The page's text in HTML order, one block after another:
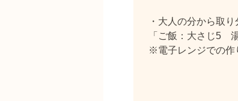
・大人の分から取り
「ご飯：大さじ5
※電子レンジでの作